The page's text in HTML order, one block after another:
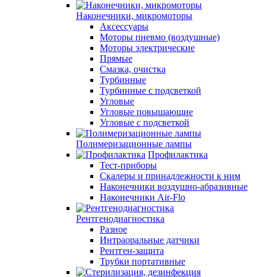
Наконечники, микромоторы
Аксессуары
Моторы пневмо (воздушные)
Моторы электрические
Прямые
Смазка, очистка
Турбинные
Турбинные с подсветкой
Угловые
Угловые повышающие
Угловые с подсветкой
Полимеризационные лампы
Профилактика
Тест-приборы
Скалеры и принадлежности к ним
Наконечники воздушно-абразивные
Наконечники Air-Flo
Рентгенодиагностика
Разное
Интраоральные датчики
Рентген-защита
Трубки портативные